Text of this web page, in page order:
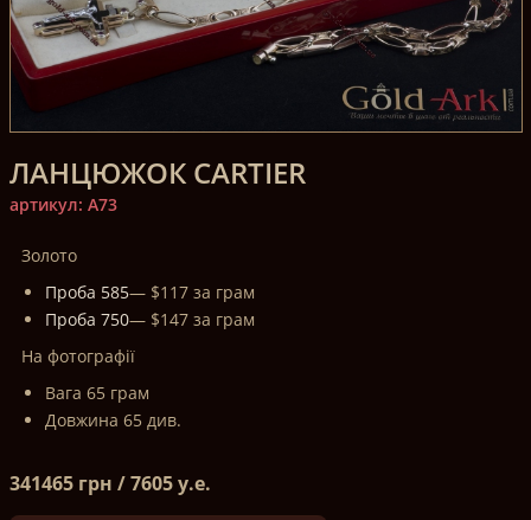
ЛАНЦЮЖОК CARTIER
артикул: A73
Золото
Проба 585— $117 за грам
Проба 750— $147 за грам
На фотографії
Вага 65 грам
Довжина 65 див.
341465 грн / 7605 у.е.